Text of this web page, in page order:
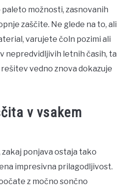
možnosti, zasnovanih
zaščite. Ne glede na to, ali
varujete čoln pozimi ali
nepredvidljivih letnih časih, ta
vedno znova dokazuje
v vsakem
ponjava ostaja tako
impresivna prilagodljivost.
z močno sončno